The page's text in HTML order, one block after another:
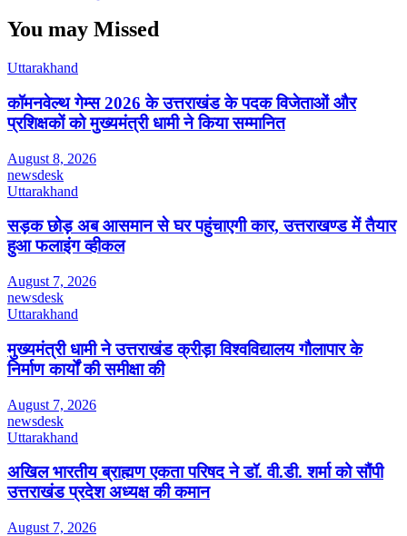
You may Missed
Uttarakhand
कॉमनवेल्थ गेम्स 2026 के उत्तराखंड के पदक विजेताओं और
प्रशिक्षकों को मुख्यमंत्री धामी ने किया सम्मानित
August 8, 2026
newsdesk
Uttarakhand
सड़क छोड़ अब आसमान से घर पहुंचाएगी कार, उत्तराखण्ड में तैयार
हुआ फलाइंग व्हीकल
August 7, 2026
newsdesk
Uttarakhand
मुख्यमंत्री धामी ने उत्तराखंड क्रीड़ा विश्वविद्यालय गौलापार के
निर्माण कार्यों की समीक्षा की
August 7, 2026
newsdesk
Uttarakhand
अखिल भारतीय ब्राह्मण एकता परिषद ने डॉ. वी.डी. शर्मा को सौंपी
उत्तराखंड प्रदेश अध्यक्ष की कमान
August 7, 2026